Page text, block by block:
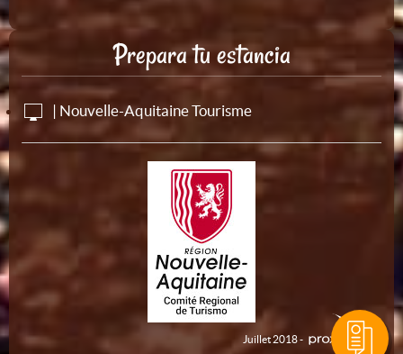
Prepara tu estancia
| Nouvelle-Aquitaine Tourisme
Juillet 2018 -